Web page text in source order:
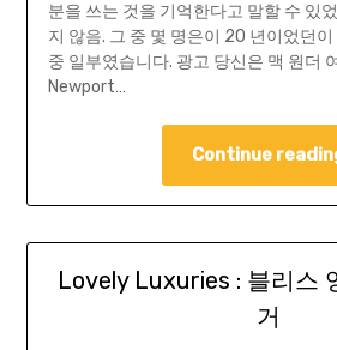
분을 쓰는 것을 기억한다고 말할 수 있
지 않음. 그 중 몇 명은이 20 년이었던
중 일부였습니다. 광고 당신은 맥 원더
Newport…
Continue
Lovely Luxuries : 블리스
거